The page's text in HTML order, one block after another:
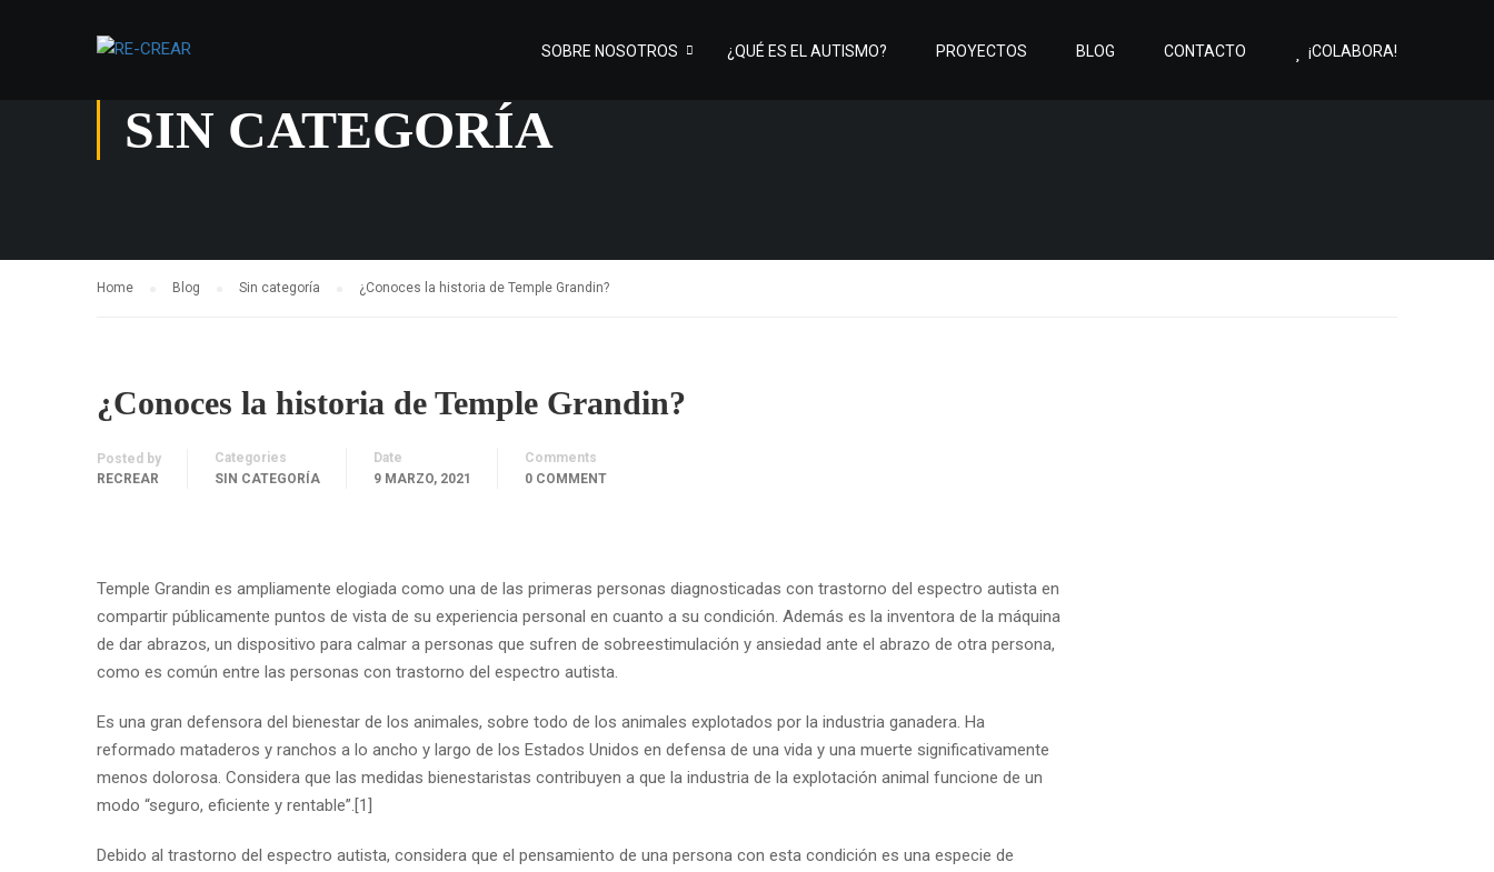
SOBRE NOSOTROS ¿QUÉ ES EL AUTISMO? PROYECTOS BLOG CONTACTO ¡COLABORA!
SIN CATEGORÍA
Home Blog Sin categoría ¿Conoces la historia de Temple Grandin?
¿Conoces la historia de Temple Grandin?
Posted by
RECREAR
Categories
SIN CATEGORÍA
Date
9 MARZO, 2021
Comments
0 COMMENT
Temple Grandin es ampliamente elogiada como una de las primeras personas diagnosticadas con trastorno del espectro autista en
compartir públicamente puntos de vista de su experiencia personal en cuanto a su condición. Además es la inventora de la máquina
de dar abrazos, un dispositivo para calmar a personas que sufren de sobreestimulación y ansiedad ante el abrazo de otra persona,
como es común entre las personas con trastorno del espectro autista.
Es una gran defensora del bienestar de los animales, sobre todo de los animales explotados por la industria ganadera. Ha
reformado mataderos y ranchos a lo ancho y largo de los Estados Unidos en defensa de una vida y una muerte significativamente
menos dolorosa. Considera que las medidas bienestaristas contribuyen a que la industria de la explotación animal funcione de un
modo “seguro, eficiente y rentable”.[1]​
Debido al trastorno del espectro autista, considera que el pensamiento de una persona con esta condición es una especie de